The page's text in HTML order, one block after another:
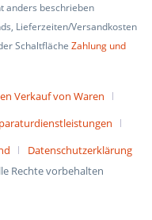
anders beschrieben
Lieferzeiten/Versandkosten
Schaltfläche Zahlung und
Verkauf von Waren
Datenschutzerklärung
Rechte vorbehalten